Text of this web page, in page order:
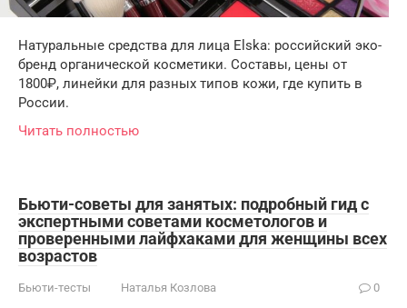
Натуральные средства для лица Elska: российский эко-
бренд органической косметики. Составы, цены от
1800₽, линейки для разных типов кожи, где купить в
России.
Читать полностью
Бьюти-советы для занятых: подробный гид с
экспертными советами косметологов и
проверенными лайфхаками для женщины всех
возрастов
Бьюти-тесты Наталья Козлова 0